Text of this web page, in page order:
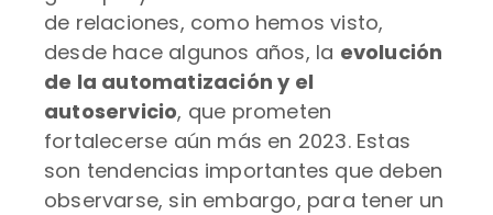
de relaciones, como hemos visto,
desde hace algunos años, la evolución
de la automatización y el
autoservicio, que prometen
fortalecerse aún más en 2023. Estas
son tendencias importantes que deben
observarse, sin embargo, para tener un